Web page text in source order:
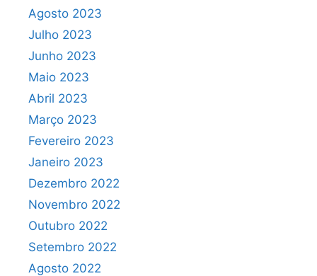
Agosto 2023
Julho 2023
Junho 2023
Maio 2023
Abril 2023
Março 2023
Fevereiro 2023
Janeiro 2023
Dezembro 2022
Novembro 2022
Outubro 2022
Setembro 2022
Agosto 2022